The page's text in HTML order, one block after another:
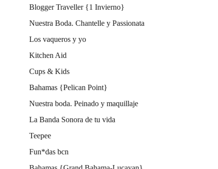
Blogger Traveller {1 Invierno}
Nuestra Boda. Chantelle y Passionata
Los vaqueros y yo
Kitchen Aid
Cups & Kids
Bahamas {Pelican Point}
Nuestra boda. Peinado y maquillaje
La Banda Sonora de tu vida
Teepee
Fun*das bcn